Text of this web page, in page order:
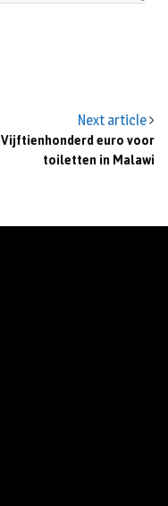
Next article
Vijftienhonderd euro voor
toiletten in Malawi